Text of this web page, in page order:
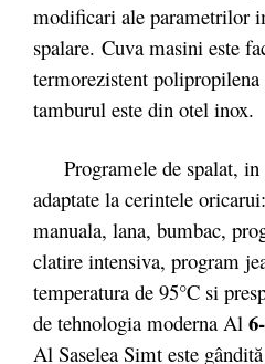
modificari ale parametrilor
spalare. Cuva masini este
termorezistent
tamburul este din otel inox.
Programele de spalat, in
adaptate la cerintele
manuala, lana, bumbac,
clatire intensiva, program
temperatura de 95°C si
de tehnologia moderna Al
Al Saselea Simt este